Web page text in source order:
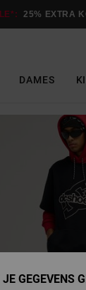
25% EXTRA
DAMES
GEGEVENS